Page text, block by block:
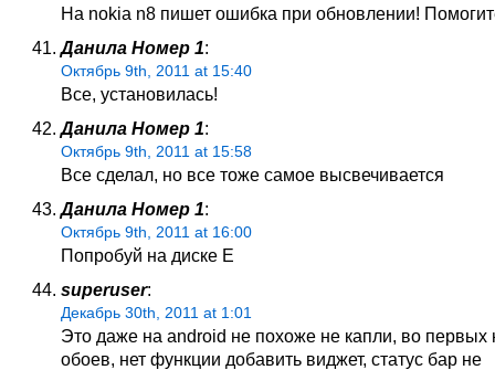
На nokia n8 пишет ошибка при обновлении!
Данила Номер 1:
Октябрь 9th, 2011 at 15:40
Все, установилась!
Данила Номер 1:
Октябрь 9th, 2011 at 15:58
Все сделал, но все тоже самое высвечивается
Данила Номер 1:
Октябрь 9th, 2011 at 16:00
Попробуй на диске Е
superuser:
Декабрь 30th, 2011 at 1:01
Это даже на android не похоже не капли, во первых
обоев, нет функции добавить виджет, статус бар не